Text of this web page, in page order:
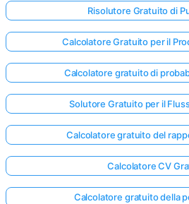
Risolutore Gratuito di
Calcolatore Gratuito per il
Calcolatore gratuito di
Solutore Gratuito per il
Calcolatore gratuito del
Calcolatore CV
Calcolatore gratuito della